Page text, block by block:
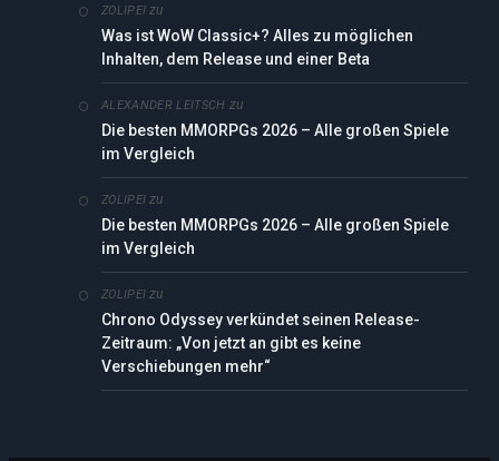
ZOLIPEI zu
Was ist WoW Classic+? Alles zu möglichen
Inhalten, dem Release und einer Beta
ALEXANDER LEITSCH zu
Die besten MMORPGs 2026 – Alle großen Spiele
im Vergleich
ZOLIPEI zu
Die besten MMORPGs 2026 – Alle großen Spiele
im Vergleich
ZOLIPEI zu
Chrono Odyssey verkündet seinen Release-
Zeitraum: „Von jetzt an gibt es keine
Verschiebungen mehr“